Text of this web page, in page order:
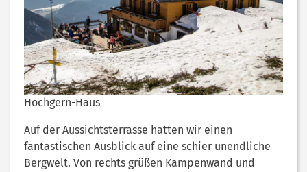
Hochgern-Haus
Auf der Aussichtsterrasse hatten wir einen
fantastischen Ausblick auf eine schier unendliche
Bergwelt. Von rechts grüßen Kampenwand und